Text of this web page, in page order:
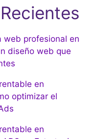
web profesional en
diseño web que
en
optimizar el
en